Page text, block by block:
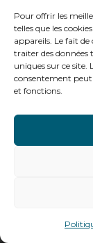
Pour offrir les
telles que les
appareils. Le fait
traiter des données
uniques sur ce site.
consentement
et fonctions.
de 8h à 12h30
Tél : + 33 (0)4